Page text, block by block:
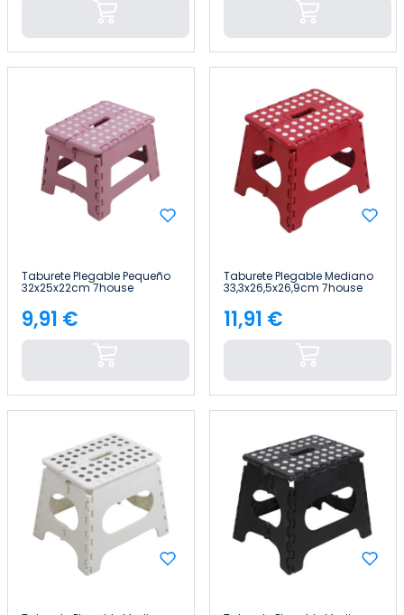
Taburete Plegable Pequeño
32x25x22cm 7house
Precio
9,91 €
Taburete Plegable Mediano
33,3x26,5x26,9cm 7house
Precio
11,91 €